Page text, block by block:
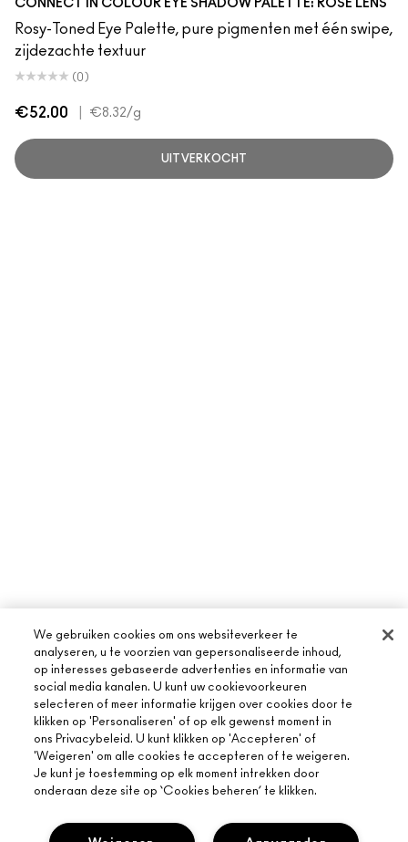
CONNECT IN COLOUR EYE SHADOW PALETTE: ROSE LENS
Rosy-Toned Eye Palette, pure pigmenten met één swipe,
zijdezachte textuur
(0)
€52.00 €8.32/g
UITVERKOCHT
OVER MAC
ONS VERHAAL
ARTISTIEK
MAC VIVA GLAM
ONLINE SHOPPEN
MIJN ACCOUNT
We gebruiken cookies om ons websiteverkeer te
analyseren, u te voorzien van gepersonaliseerde inhoud,
op interesses gebaseerde advertenties en informatie van
social media kanalen. U kunt uw cookievoorkeuren
selecteren of meer informatie krijgen over cookies door te
klikken op 'Personaliseren' of op elk gewenst moment in
ons Privacybeleid. U kunt klikken op 'Accepteren' of
'Weigeren' om alle cookies te accepteren of te weigeren.
Je kunt je toestemming op elk moment intrekken door
onderaan deze site op ‘Cookies beheren’ te klikken.